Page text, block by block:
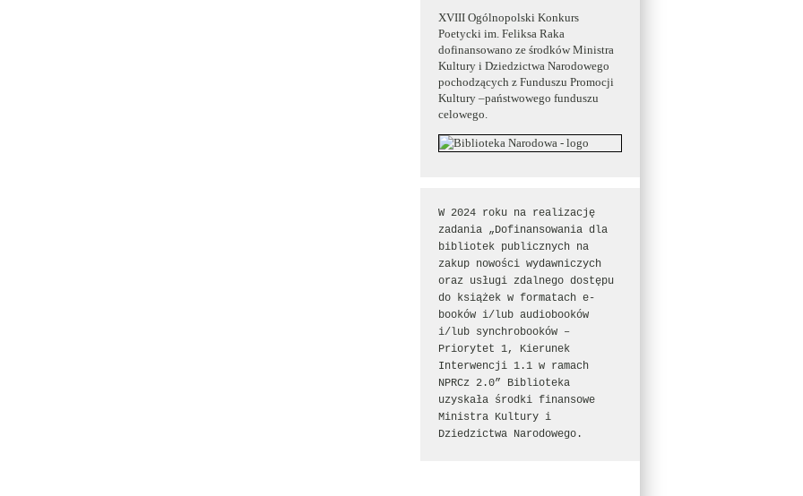
XVIII Ogólnopolski Konkurs
Poetycki im. Feliksa Raka
dofinansowano ze środków Ministra
Kultury i Dziedzictwa Narodowego
pochodzących z Funduszu Promocji
Kultury –państwowego funduszu
celowego.
W 2024 roku na realizację
zadania „Dofinansowania dla
bibliotek publicznych na
zakup nowości wydawniczych
oraz usługi zdalnego dostępu
do książek w formatach e-
booków i/lub audiobooków
i/lub synchrobooków –
Priorytet 1, Kierunek
Interwencji 1.1 w ramach
NPRCz 2.0” Biblioteka
uzyskała środki finansowe
Ministra Kultury i
Dziedzictwa Narodowego.